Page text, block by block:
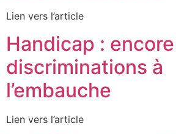
Lien vers l’article
Handicap :
discriminations à
l’embauche
Lien vers l’article